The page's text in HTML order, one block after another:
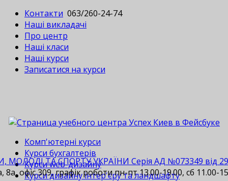
МОЛОДІ ТА СПОРТУ УКРАЇНИ Серія АД №073349 від
8а, офіс 309, графік роботи пн-пт 13.00-19.00, сб 11.00-
Контакти 063/260-24-74
Наші викладачі
Про центр
Наші класи
Наші курси
Записатися на курси
Комп'ютерні курси
Курси бухгалтерів
Курси web-дизайну
Курси дизайну інтер'єру та ландшафту